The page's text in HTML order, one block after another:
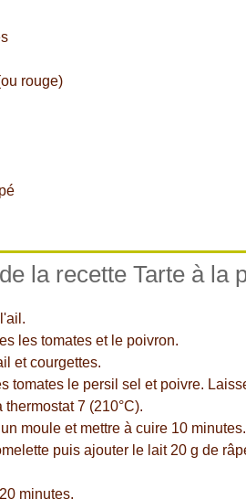
rouge)
la recette Tarte à la
les tomates et le poivron.
et courgettes.
tomates le persil sel et poivre.
thermostat 7 (210°C).
moule et mettre à cuire 10 minutes.
puis ajouter le lait 20 g de
minutes.